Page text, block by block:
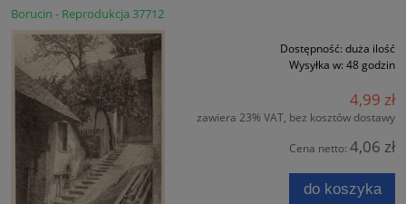
Borucin - Reprodukcja 37712
Dostępność: duża ilość
Wysyłka w: 48 godzin
4,99 zł
zawiera 23% VAT, bez kosztów dostawy
Cena netto: 4,06 zł
do koszyka